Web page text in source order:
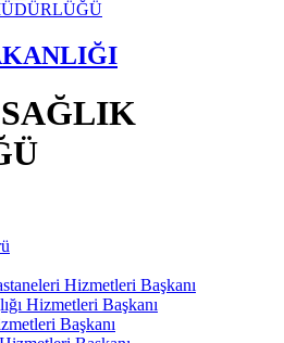
Hizmetleri Başkanı
Hizmetleri Başkanı
Başkanı